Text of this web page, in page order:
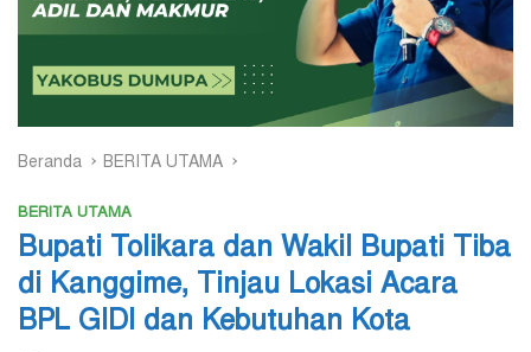
Beranda BERITA UTAMA
BERITA UTAMA
Bupati Tolikara dan Wakil Bupati Tiba
di Kanggime, Tinjau Lokasi Acara
BPL GIDI dan Kebutuhan Kota